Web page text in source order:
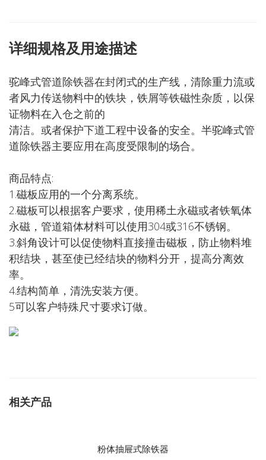
详细规格及用途描述
驼峰式管道除铁器在封闭式的生产线，清除重力流或
者风力传送物料中的铁块，铁屑等铁磁性杂质，以保
证物料在入仓之前的
清洁。或者保护下道工程中设备的安全。半驼峰式管
道除铁器主要应用在高度受限制的场合。
商品特点:
1.磁板应用的一个分离系统。
2.磁板可以根据客户要求，使用稀土永磁或者铁氧体
永磁，管道箱体材料可以使用304或316不锈钢。
3.斜角设计可以促使物料直接撞击磁板，防止物料堆
积结块，甚至使已经结块的物料分开，提高分离效
率。
4.结构简单，清洗安装方便。
5可以客户特殊尺寸要求订做。
相关产品
粉体抽屉式除铁器